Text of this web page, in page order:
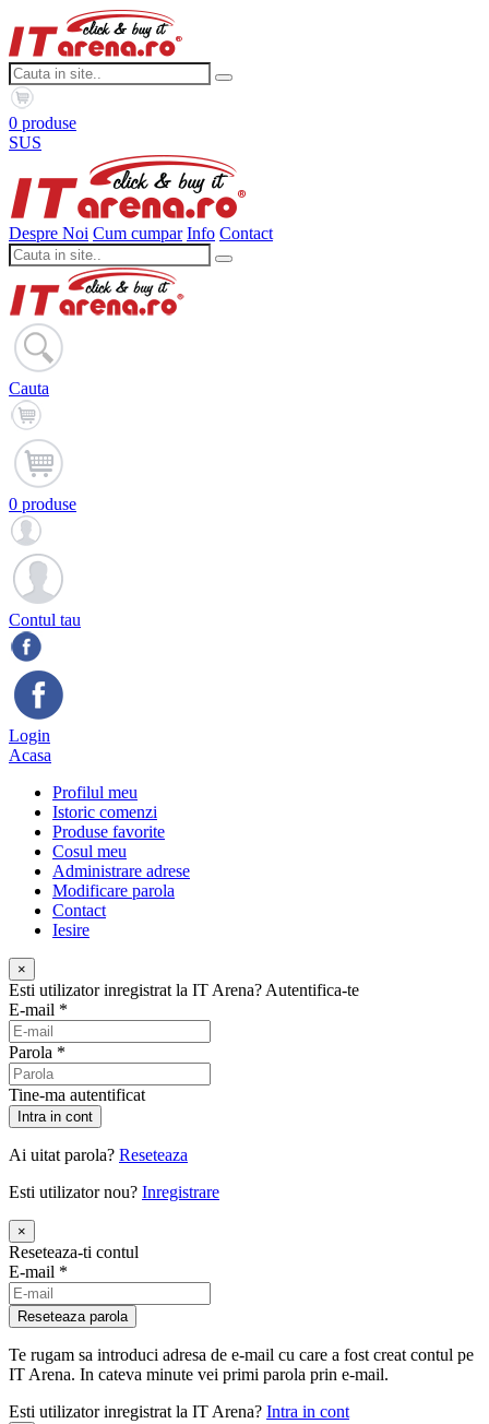
0 produse
SUS
Despre Noi Cum cumpar Info Contact
Cauta
0 produse
Contul tau
Login
Acasa
Profilul meu
Istoric comenzi
Produse favorite
Cosul meu
Administrare adrese
Modificare parola
Contact
Iesire
×
Esti utilizator inregistrat la IT Arena? Autentifica-te
E-mail *
Parola *
Tine-ma autentificat
Ai uitat parola? Reseteaza
Esti utilizator nou? Inregistrare
×
Reseteaza-ti contul
E-mail *
Te rugam sa introduci adresa de e-mail cu care a fost creat contul pe
IT Arena. In cateva minute vei primi parola prin e-mail.
Esti utilizator inregistrat la IT Arena? Intra in cont